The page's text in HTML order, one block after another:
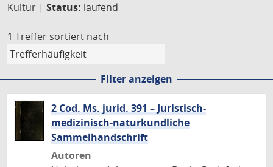
Kultur | Status: laufend
1 Treffer sortiert nach
Filter anzeigen
2 Cod. Ms. jurid. 391 – Juristisch-
medizinisch-naturkundliche
Sammelhandschrift
Autoren